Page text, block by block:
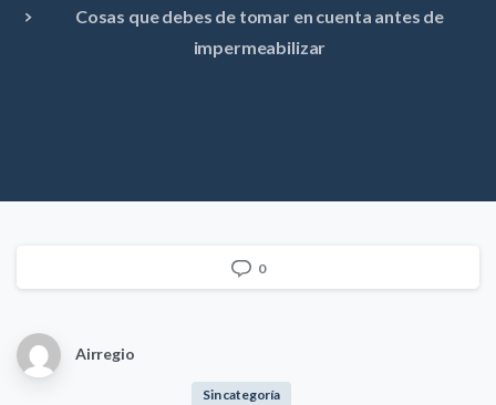
Cosas que debes de tomar en cuenta antes de
impermeabilizar
0
Airregio
Sin categoría